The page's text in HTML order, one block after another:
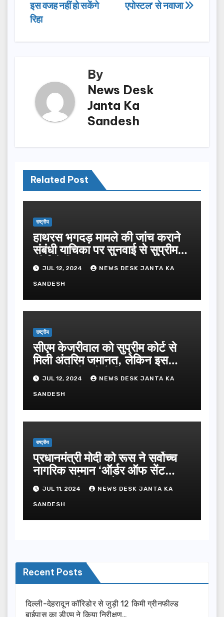
o n
एपोस्टल’ से नवाजा
इस वजह नहीं हो सकेंगे
रिहा
By
News Desk
Janta Ka
Sandesh
Related Post
राष्ट्रीय
हाथरस भगदड़ मामले की जांच कराने
संबंधी याचिका पर सुनवाई से सुप्रीम
कोर्ट ने किया इनकार
JUL 12, 2024 NEWS DESK JANTA KA
SANDESH
राष्ट्रीय
सीएम केजरीवाल को सुप्रीम कोर्ट से
मिली अंतरिम जमानत, लेकिन इस
वजह नहीं हो सकेंगे रिहा
JUL 12, 2024 NEWS DESK JANTA KA
SANDESH
राष्ट्रीय
प्रधानमंत्री मोदी को रूस ने सर्वोच्च
नागरिक सम्मान ‘ऑर्डर ऑफ सेंट
एंड्रयू द एपोस्टल’ से नवाजा
JUL 11, 2024 NEWS DESK JANTA KA
SANDESH
Recent Posts
दिल्ली-देहरादून कॉरिडोर से जुड़ी 12 किमी ग्रीनफील्ड
बाईपास का डीएम ने किया निरीक्षण…